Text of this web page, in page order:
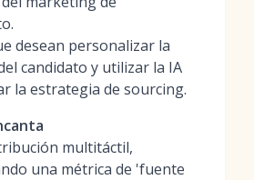
desean personalizar la
candidato y utilizar la IA
la estrategia de sourcing.
multitáctil,
una métrica de 'fuente